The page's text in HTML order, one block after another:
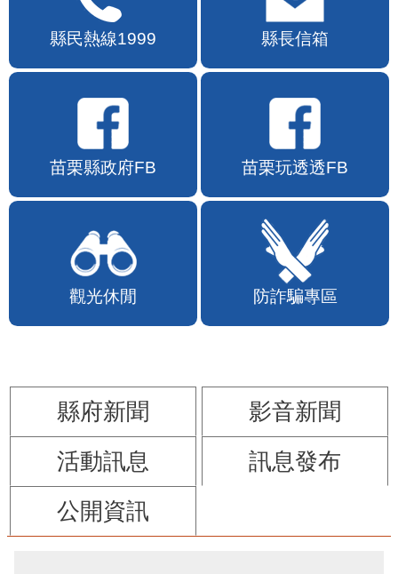
縣民熱線1999 縣長信箱
苗栗縣政府FB 苗栗玩透透FB
觀光休閒 防詐騙專區
縣府新聞
影音新聞
活動訊息
訊息發布
公開資訊